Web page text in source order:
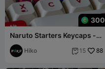
300
Naruto Starters Keycaps -
Clavier mécanique
Hiko  15 88